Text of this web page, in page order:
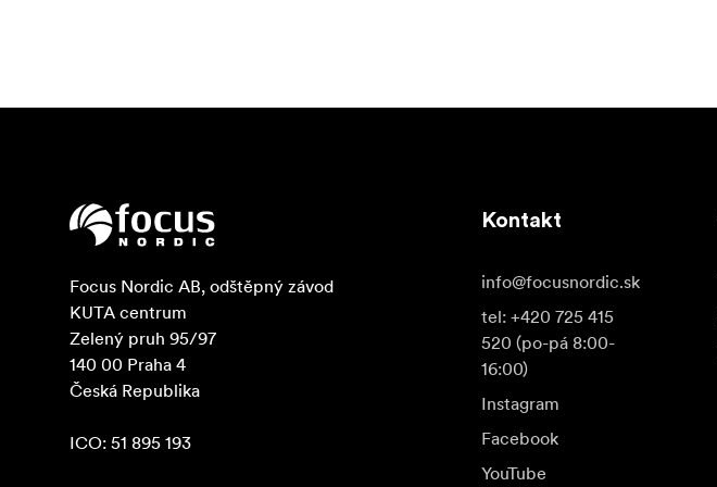
Focus Nordic AB, odštěpný závod
KUTA centrum
Zelený pruh 95/97
140 00 Praha 4
Česká Republika
ICO: 51 895 193
Kontakt
info@focusnordic.sk
tel: +420 725 415
520 (po-pá 8:00-
16:00)
Instagram
Facebook
YouTube